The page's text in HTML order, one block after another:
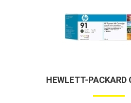
HEWLETT-PACKARD